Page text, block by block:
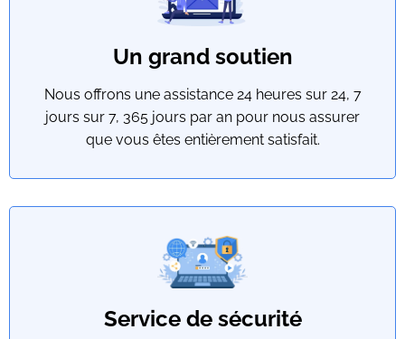
Un grand soutien
Nous offrons une assistance 24 heures sur 24, 7
jours sur 7, 365 jours par an pour nous assurer
que vous êtes entièrement satisfait.
Service de sécurité